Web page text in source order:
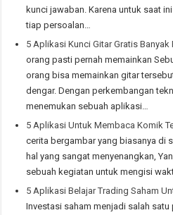
kunci jawaban. Karena untuk saat
tiap persoalan…
5 Aplikasi Kunci Gitar Gratis Banyak
orang pasti pernah memainkan
orang bisa memainkan gitar
dengar. Dengan perkembangan
menemukan sebuah aplikasi…
5 Aplikasi Untuk Membaca Komik
cerita bergambar yang biasanya di
hal yang sangat menyenangkan,
sebuah kegiatan untuk mengisi
5 Aplikasi Belajar Trading Saham
Investasi saham menjadi salah